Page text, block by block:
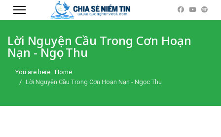
Lời Nguyện Cầu Trong Cơn Hoạn
Nạn - Ngọc Thu
You are here: Home
Lời Nguyện Cầu Trong Cơn Hoạn Nạn - Ngọc Thu